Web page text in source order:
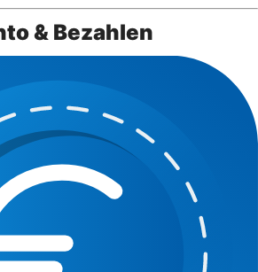
& Bezahlen